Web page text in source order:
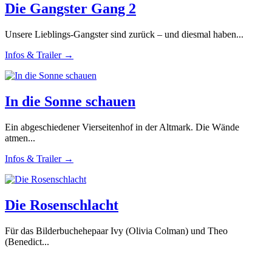
Die Gangster Gang 2
Unsere Lieblings-Gangster sind zurück – und diesmal haben...
Infos & Trailer →
In die Sonne schauen
Ein abgeschiedener Vierseitenhof in der Altmark. Die Wände
atmen...
Infos & Trailer →
Die Rosenschlacht
Für das Bilderbuchehepaar Ivy (Olivia Colman) und Theo
(Benedict...